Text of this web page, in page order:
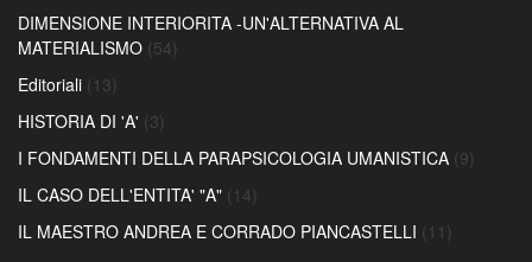
DIMENSIONE INTERIORITA -UN'ALTERNATIVA AL
MATERIALISMO (54)
Editoriali (13)
HISTORIA DI 'A' (3)
I FONDAMENTI DELLA PARAPSICOLOGIA UMANISTICA (9)
IL CASO DELL'ENTITA' "A" (14)
IL MAESTRO ANDREA E CORRADO PIANCASTELLI (11)